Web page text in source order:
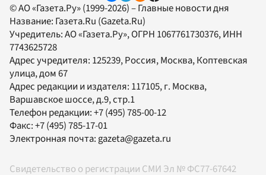
© АО «Газета.Ру» (1999-2026) – Главные новости дня
Название: Газета.Ru (Gazeta.Ru)
Учредитель:АО «Газета.Ру», ОГРН 1067761730376, ИНН
7743625728
Адрес учредителя: 125239, Россия, Москва, Коптевская
улица, дом 67
Адрес редакции и издателя: 117105, г. Москва,
Варшавское шоссе, д.9, стр.1
Телефон редакции:+7 (495) 785-00-12
Факс:+7 (495) 785-17-01
Электронная почта: gazeta@gazeta.ru
Свидетельство о регистрации СМИ Эл № ФС77-67642